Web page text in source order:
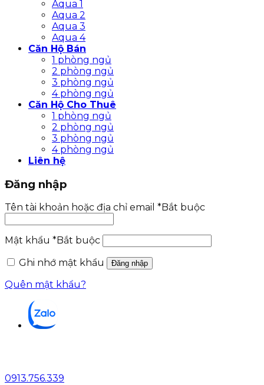
Aqua 1
Aqua 2
Aqua 3
Aqua 4
Căn Hộ Bán
1 phòng ngủ
2 phòng ngủ
3 phòng ngủ
4 phòng ngủ
Căn Hộ Cho Thuê
1 phòng ngủ
2 phòng ngủ
3 phòng ngủ
4 phòng ngủ
Liên hệ
Đăng nhập
Tên tài khoản hoặc địa chỉ email *Bắt buộc
Mật khẩu *Bắt buộc
Ghi nhớ mật khẩu
Đăng nhập
Quên mật khẩu?
0913.756.339